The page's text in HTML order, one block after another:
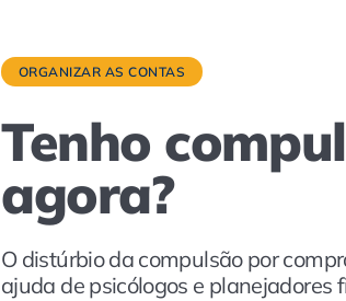
ORGANIZAR AS CONTAS
Tenho
agora?
O distúrbio da compulsão por
ajuda de psicólogos e planejadores